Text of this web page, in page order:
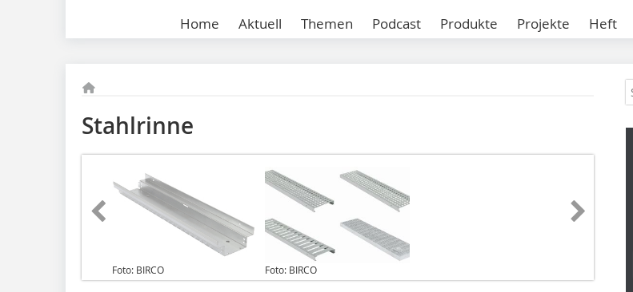
Home Aktuell Themen Podcast Produkte Projekte Heft
Stahlrinne
Foto: BIRCO Foto: BIRCO